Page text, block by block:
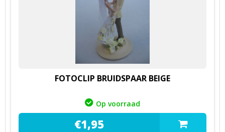
FOTOCLIP BRUIDSPAAR BEIGE
Op voorraad
€1,95